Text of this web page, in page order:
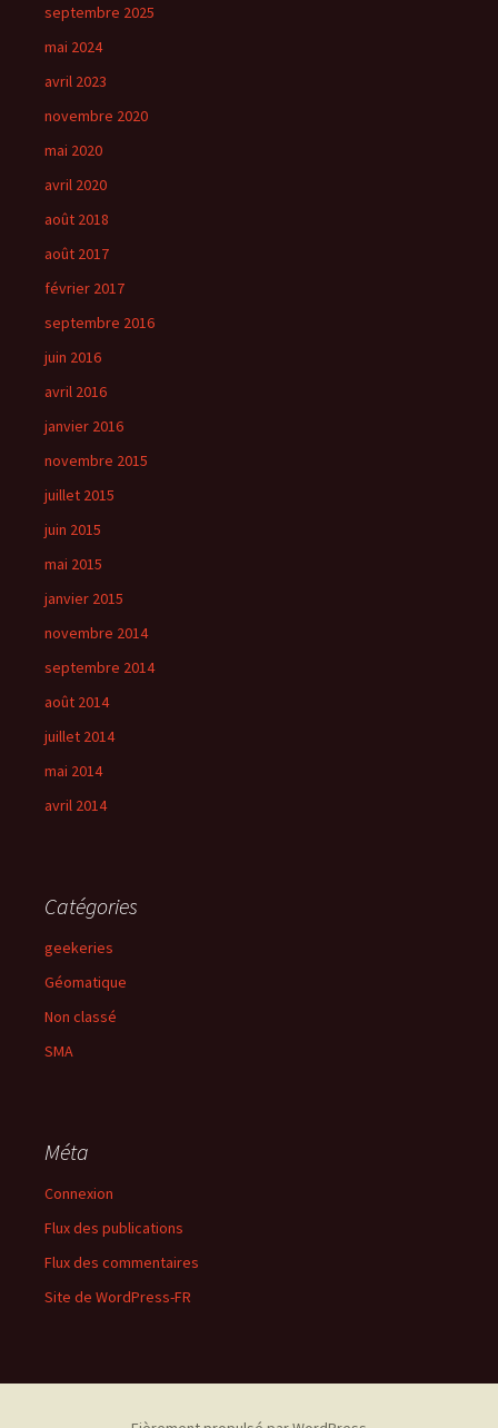
septembre 2025
mai 2024
avril 2023
novembre 2020
mai 2020
avril 2020
août 2018
août 2017
février 2017
septembre 2016
juin 2016
avril 2016
janvier 2016
novembre 2015
juillet 2015
juin 2015
mai 2015
janvier 2015
novembre 2014
septembre 2014
août 2014
juillet 2014
mai 2014
avril 2014
Catégories
geekeries
Géomatique
Non classé
SMA
Méta
Connexion
Flux des publications
Flux des commentaires
Site de WordPress-FR